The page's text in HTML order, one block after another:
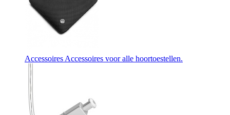
AccessoiresAccessoires voor alle hoortoestellen.